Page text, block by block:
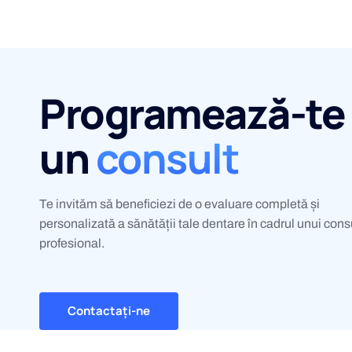
Programează-te
unconsult
Te invităm să beneficiezi de o evaluare completă și
personalizată a sănătății tale dentare în cadrul unui
profesional.
Contactați-ne